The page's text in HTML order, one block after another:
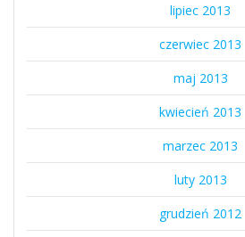
lipiec 2013
czerwiec 2013
maj 2013
kwiecień 2013
marzec 2013
luty 2013
grudzień 2012